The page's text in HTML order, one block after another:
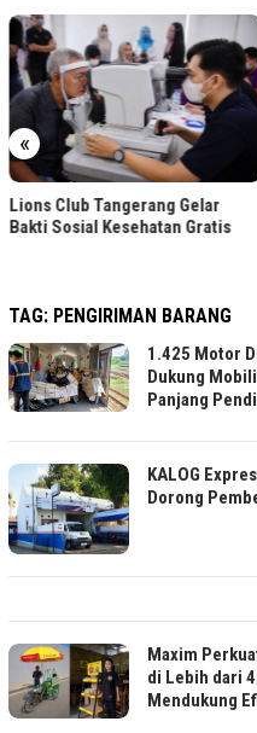
«
Lions Club Tangerang Gelar
Bakti Sosial Kesehatan Gratis
TAG: PENGIRIMAN BARANG
1.425 Motor
Dukung
Panjang
KALOG
Dorong
Maxim
di Lebih dari
Mendukung